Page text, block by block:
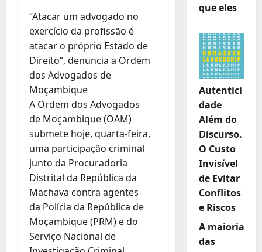
“Atacar um advogado no
exercício da profissão é
atacar o próprio Estado de
Direito”, denuncia a Ordem
dos Advogados de
Moçambique
A Ordem dos Advogados
de Moçambique (OAM)
submete hoje, quarta-feira,
uma participação criminal
junto da Procuradoria
Distrital da República da
Machava contra agentes
da Polícia da República de
Moçambique (PRM) e do
Serviço Nacional de
que eles
Autentici
dade
Além do
Discurso.
O Custo
Invisível
de Evitar
Conflitos
e Riscos
A maioria
das